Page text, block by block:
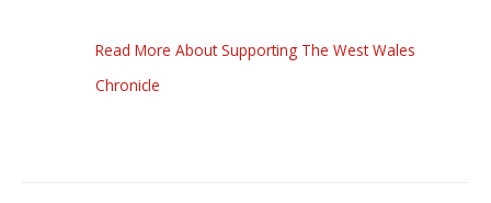
Read More About Supporting The West Wales
Chronicle